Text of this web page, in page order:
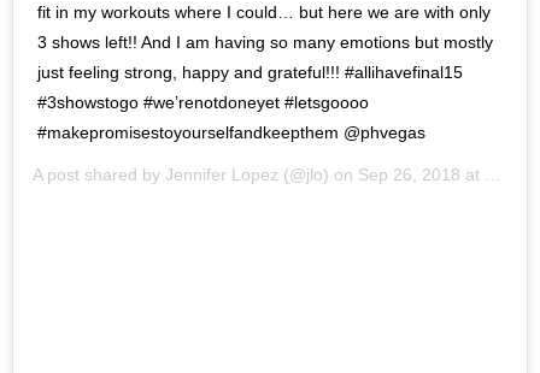
fit in my workouts where I could… but here we are with only
3 shows left!! And I am having so many emotions but mostly
just feeling strong, happy and grateful!!! #allihavefinal15
#3showstogo #we’renotdoneyet #letsgoooo
#makepromisestoyourselfandkeepthem @phvegas
A post shared by Jennifer Lopez (@jlo) on Sep 26, 2018 at 2:40am PDT